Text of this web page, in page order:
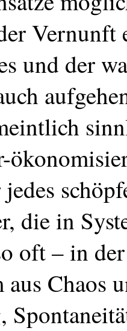
Vernunft
und der
die in
oft – in
Chaos